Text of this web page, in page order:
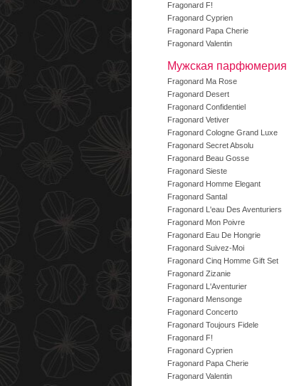
Fragonard F!
Fragonard Cyprien
Fragonard Papa Cherie
Fragonard Valentin
Мужская парфюмерия
Fragonard Ma Rose
Fragonard Desert
Fragonard Confidentiel
Fragonard Vetiver
Fragonard Cologne Grand Luxe
Fragonard Secret Absolu
Fragonard Beau Gosse
Fragonard Sieste
Fragonard Homme Elegant
Fragonard Santal
Fragonard L'eau Des Aventuriers
Fragonard Mon Poivre
Fragonard Eau De Hongrie
Fragonard Suivez-Moi
Fragonard Cinq Homme Gift Set
Fragonard Zizanie
Fragonard L'Aventurier
Fragonard Mensonge
Fragonard Concerto
Fragonard Toujours Fidele
Fragonard F!
Fragonard Cyprien
Fragonard Papa Cherie
Fragonard Valentin